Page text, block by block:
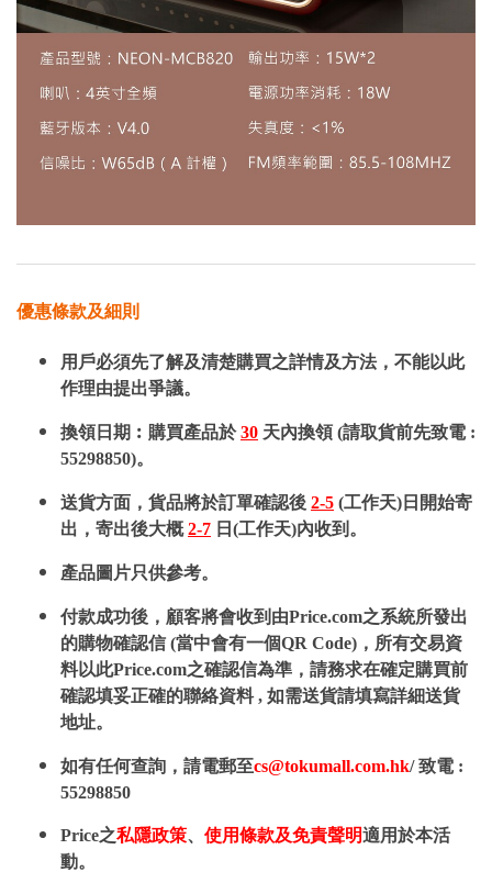
優惠條款及細則
用戶必須先了解及清楚購買之詳情及方法，不能以此
作理由提出爭議。
換領日期︰購買產品於30 天內換領 (請取貨前先致電 :
55298850)。
送貨方面，貨品將於訂單確認後 2-5 (工作天)日開始寄
出，寄出後大概2-7 日(工作天)內收到。
產品圖片只供參考。
付款成功後，顧客將會收到由Price.com之系統所發出
的購物確認信 (當中會有一個QR Code)，所有交易資
料以此Price.com之確認信為準，請務求在確定購買前
確認填妥正確的聯絡資料 , 如需送貨請填寫詳細送貨
地址。
如有任何查詢，請電郵至cs@tokumall.com.hk/ 致電 :
55298850
Price之私隱政策、 使用條款及免責聲明適用於本活
動。